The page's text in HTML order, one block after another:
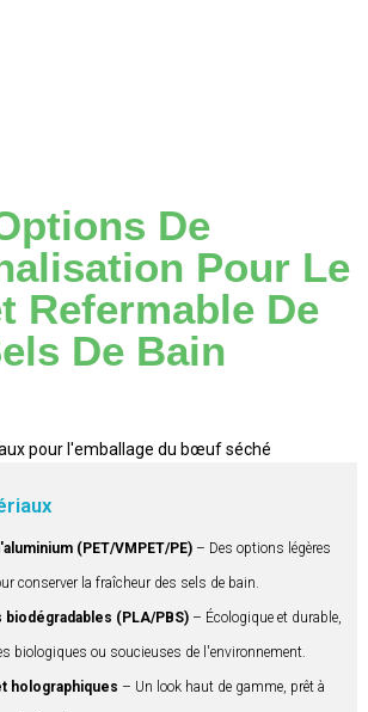
De
Pour Le
Refermable De
De Bain
(PET/VMPET/PE)– Des options légères
conserver la fraîcheur des sels de bain.
biodégradables (PLA/PBS)– Écologique et durable,
biologiques ou soucieuses de l'environnement.
holographiques – Un look haut de gamme, prêt à